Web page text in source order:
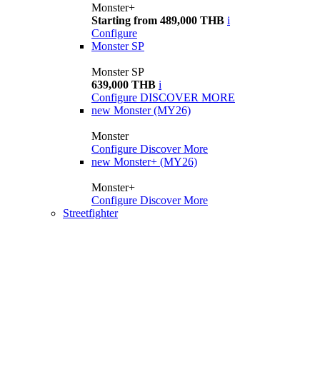
Monster+
Starting from 489,000 THB i
Configure
Monster SP
Monster SP
639,000 THB i
Configure DISCOVER MORE
new Monster (MY26)
Monster
Configure Discover More
new Monster+ (MY26)
Monster+
Configure Discover More
Streetfighter